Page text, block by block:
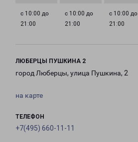
с 10:00 до
21:00
с 10:00 до
21:00
с 10:00 до
21:00
ЛЮБЕРЦЫ ПУШКИНА 2
город Люберцы, улица Пушкина, 2
на карте
ТЕЛЕФОН
+7(495) 660-11-11